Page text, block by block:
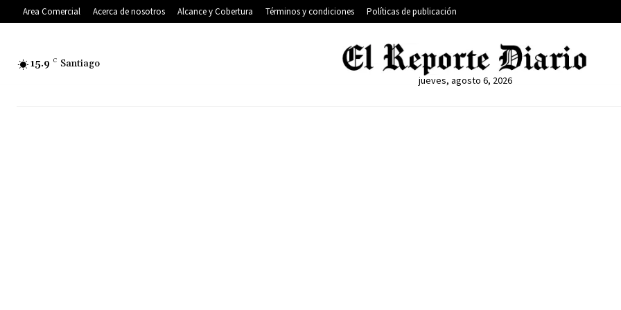
Area Comercial Acerca de nosotros Alcance y Cobertura Términos y condiciones Políticas de publicación
15.9 C Santiago
jueves, agosto 6, 2026